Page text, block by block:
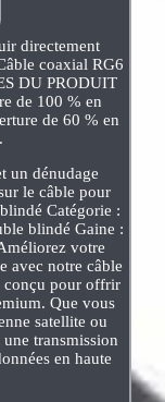
directement
coaxial RG6
DU PRODUIT
de 100 % en
de 60 % en
un dénudage
le câble pour
Catégorie :
blindé Gaine :
votre
avec notre câble
conçu pour offrir
Que vous
satellite ou
transmission
en haute